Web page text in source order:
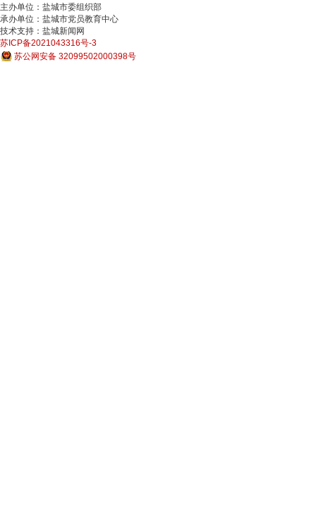
主办单位：盐城市委组织部
承办单位：盐城市党员教育中心
技术支持：盐城新闻网
苏ICP备2021043316号-3
苏公网安备 32099502000398号